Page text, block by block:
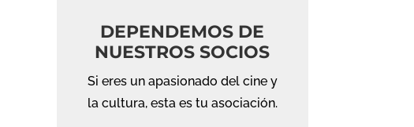
DEPENDEMOS DE
NUESTROS SOCIOS
Si eres un apasionado del cine y
la cultura, esta es tu asociación.